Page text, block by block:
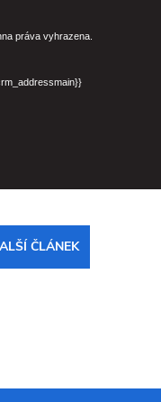
práva vyhrazena.
ČLÁNEK